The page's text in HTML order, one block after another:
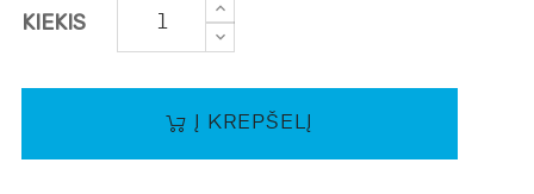
KIEKIS
Į KREPŠELĮ